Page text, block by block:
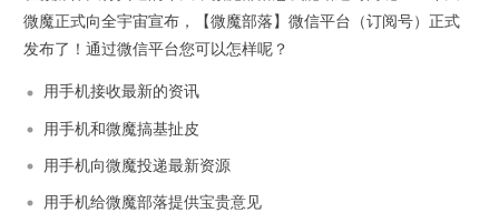
微魔正式向全宇宙宣布，【微魔部落】微信平台（订阅号）正式
发布了！通过微信平台您可以怎样呢？
用手机接收最新的资讯
用手机和微魔搞基扯皮
用手机向微魔投递最新资源
用手机给微魔部落提供宝贵意见